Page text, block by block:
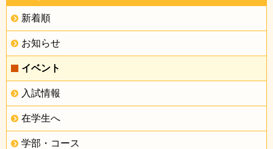
新着順
お知らせ
イベント
入試情報
在学生へ
学部・コース